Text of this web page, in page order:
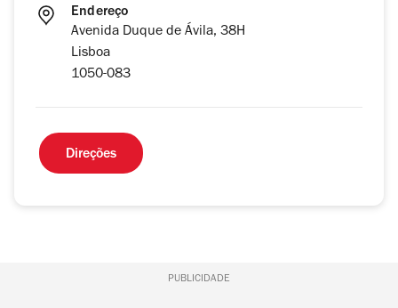
Endereço
Avenida Duque de Ávila, 38H
Lisboa
1050-083
Direções
PUBLICIDADE